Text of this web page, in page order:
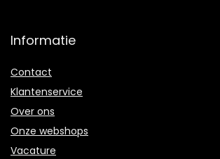
Informatie
Contact
Klantenservice
Over ons
Onze webshops
Vacature